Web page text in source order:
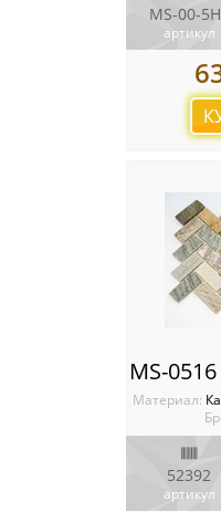
MS-00-
артикул
Материал:
52392
артикул